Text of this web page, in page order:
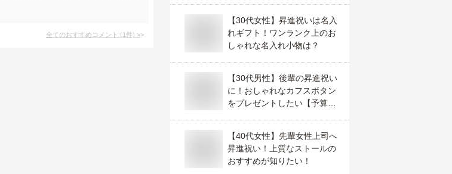
全てのおすすめコメント (1件) >
【30代女性】昇進祝いは名入
れギフト！ワンランク上のお
しゃれな名入れ小物は？
【30代男性】後輩の昇進祝い
に！おしゃれなカフスボタン
をプレゼントしたい【予算
【40代女性】先輩女性上司へ
昇進祝い！上質なストールの
おすすめが知りたい！